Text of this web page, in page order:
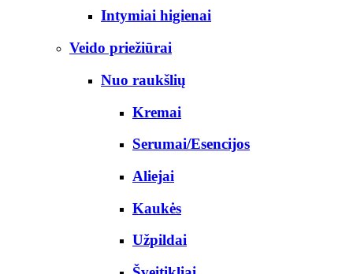
Intymiai higienai
Veido priežiūrai
Nuo raukšlių
Kremai
Serumai/Esencijos
Aliejai
Kaukės
Užpildai